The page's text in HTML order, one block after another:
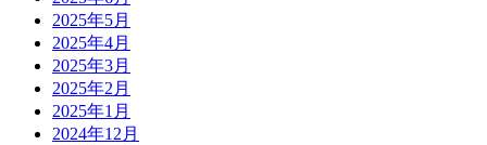
2025年5月
2025年4月
2025年3月
2025年2月
2025年1月
2024年12月